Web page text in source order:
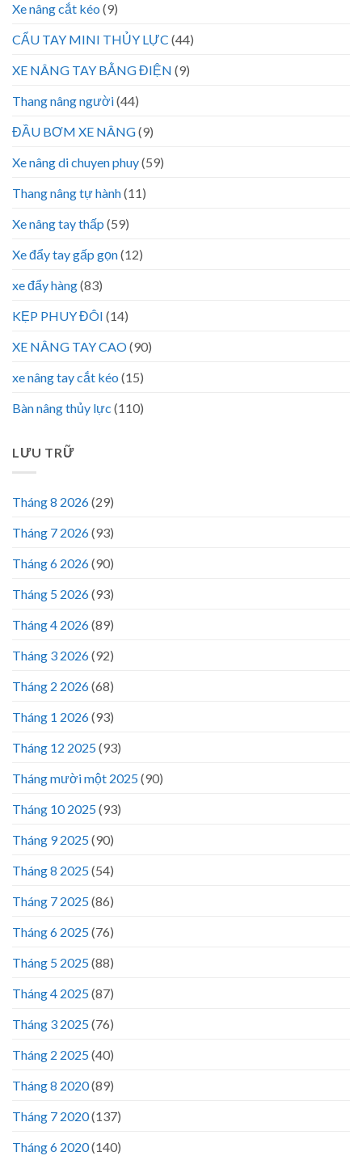
Xe nâng cắt kéo (9)
CẨU TAY MINI THỦY LỰC (44)
XE NÂNG TAY BẰNG ĐIỆN (9)
Thang nâng người(44)
ĐẦU BƠM XE NÂNG(9)
Xe nâng di chuyen phuy(59)
Thang nâng tự hành(11)
Xe nâng tay thấp (59)
Xe đẩy tay gấp gọn(12)
xe đẩy hàng(83)
KẸP PHUY ĐÔI (14)
XE NÂNG TAY CAO(90)
xe nâng tay cắt kéo (15)
Bàn nâng thủy lực (110)
LƯU TRỮ
Tháng 8 2026(29)
Tháng 7 2026(93)
Tháng 6 2026(90)
Tháng 5 2026(93)
Tháng 4 2026(89)
Tháng 3 2026(92)
Tháng 2 2026(68)
Tháng 1 2026(93)
Tháng 12 2025(93)
Tháng mười một 2025(90)
Tháng 10 2025(93)
Tháng 9 2025(90)
Tháng 8 2025(54)
Tháng 7 2025(86)
Tháng 6 2025(76)
Tháng 5 2025(88)
Tháng 4 2025(87)
Tháng 3 2025(76)
Tháng 2 2025(40)
Tháng 8 2020(89)
Tháng 7 2020(137)
Tháng 6 2020(140)